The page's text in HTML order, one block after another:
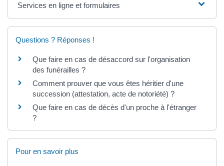
Services en ligne et formulaires
Questions ? Réponses !
Que faire en cas de désaccord sur l'organisation
des funérailles ?
Comment prouver que vous êtes héritier d'une
succession (attestation, acte de notoriété) ?
Que faire en cas de décès d'un proche à l'étranger
?
Pour en savoir plus